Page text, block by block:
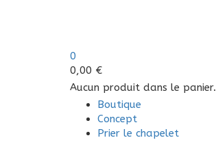
0
0,00 €
Aucun produit dans le panier.
Boutique
Concept
Prier le chapelet